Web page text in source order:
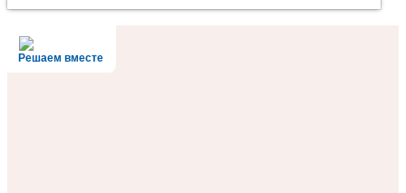
Решаем вместе